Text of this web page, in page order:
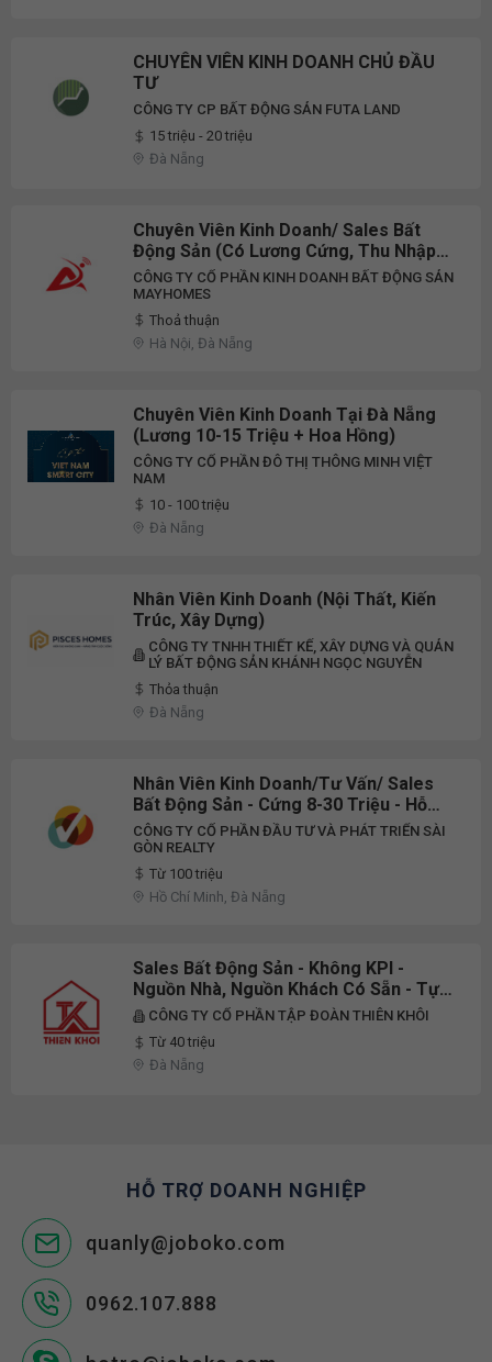
CHUYÊN VIÊN KINH DOANH CHỦ ĐẦU
TƯ
CÔNG TY CP BẤT ĐỘNG SẢN FUTA LAND
15 triệu - 20 triệu
Đà Nẵng
Chuyên Viên Kinh Doanh/ Sales Bất
Động Sản (Có Lương Cứng, Thu Nhập
Tới 200 Triệu - Hỗ Trợ Marketing Tới
100%) Dự Án Tại Hà Nội, Đà Nẵng, Hồ
Chí Minh
CÔNG TY CỔ PHẦN KINH DOANH BẤT ĐỘNG SẢN
MAYHOMES
Thoả thuận
Hà Nội, Đà Nẵng
Chuyên Viên Kinh Doanh Tại Đà Nẵng
(Lương 10-15 Triệu + Hoa Hồng)
CÔNG TY CỔ PHẦN ĐÔ THỊ THÔNG MINH VIỆT
NAM
10 - 100 triệu
Đà Nẵng
Nhân Viên Kinh Doanh (Nội Thất, Kiến
Trúc, Xây Dựng)
CÔNG TY TNHH THIẾT KẾ, XÂY DỰNG VÀ QUẢN
LÝ BẤT ĐỘNG SẢN KHÁNH NGỌC NGUYỄN
Thỏa thuận
Đà Nẵng
Nhân Viên Kinh Doanh/Tư Vấn/ Sales
Bất Động Sản - Cứng 8-30 Triệu - Hỗ
Trợ Marketing/ TP. + Đà Nẵng
CÔNG TY CỔ PHẦN ĐẦU TƯ VÀ PHÁT TRIỂN SÀI
GÒN REALTY
Từ 100 triệu
Hồ Chí Minh, Đà Nẵng
Sales Bất Động Sản - Không KPI -
Nguồn Nhà, Nguồn Khách Có Sẵn - Tự
Do Thời Gian - Thu Nhập Hấp Dẫn - Làm
Việc Tại Đà Nẵng
CÔNG TY CỔ PHẦN TẬP ĐOÀN THIÊN KHÔI
Từ 40 triệu
Đà Nẵng
HỖ TRỢ DOANH NGHIỆP
quanly@joboko.com
0962.107.888